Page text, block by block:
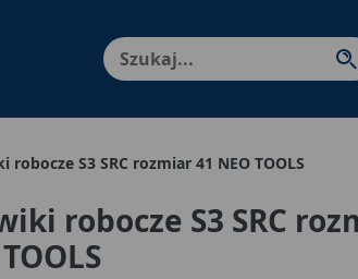
nawigacja: Enter - przejdź do
robocze S3 SRC rozmiar 41 NEO TOOLS
robocze S3 SRC